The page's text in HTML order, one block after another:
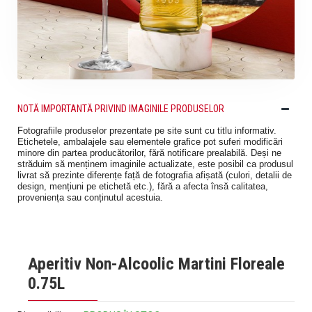
NOTĂ IMPORTANTĂ PRIVIND IMAGINILE PRODUSELOR
Fotografiile produselor prezentate pe site sunt cu titlu informativ.
Etichetele, ambalajele sau elementele grafice pot suferi modificări
minore din partea producătorilor, fără notificare prealabilă. Deși ne
străduim să menținem imaginile actualizate, este posibil ca produsul
livrat să prezinte diferențe față de fotografia afișată (culori, detalii de
design, mențiuni pe etichetă etc.), fără a afecta însă calitatea,
proveniența sau conținutul acestuia.
Aperitiv Non-Alcoolic Martini Floreale
0.75L